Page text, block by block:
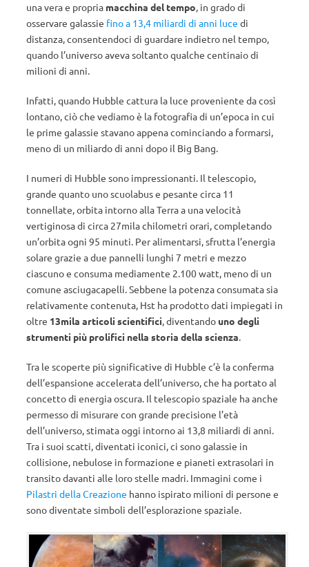
una vera e propria macchina del tempo, in grado di
osservare galassie fino a 13,4 miliardi di anni luce di
distanza, consentendoci di guardare indietro nel tempo,
quando l’universo aveva soltanto qualche centinaio di
milioni di anni.
Infatti, quando Hubble cattura la luce proveniente da così
lontano, ciò che vediamo è la fotografia di un’epoca in cui
le prime galassie stavano appena cominciando a formarsi,
meno di un miliardo di anni dopo il Big Bang.
I numeri di Hubble sono impressionanti. Il telescopio,
grande quanto uno scuolabus e pesante circa 11
tonnellate, orbita intorno alla Terra a una velocità
vertiginosa di circa 27mila chilometri orari, completando
un’orbita ogni 95 minuti. Per alimentarsi, sfrutta l’energia
solare grazie a due pannelli lunghi 7 metri e mezzo
ciascuno e consuma mediamente 2.100 watt, meno di un
comune asciugacapelli. Sebbene la potenza consumata sia
relativamente contenuta, Hst ha prodotto dati impiegati in
oltre 13mila articoli scientifici, diventando uno degli
strumenti più prolifici nella storia della scienza.
Tra le scoperte più significative di Hubble c’è la conferma
dell’espansione accelerata dell’universo, che ha portato al
concetto di energia oscura. Il telescopio spaziale ha anche
permesso di misurare con grande precisione l’età
dell’universo, stimata oggi intorno ai 13,8 miliardi di anni.
Tra i suoi scatti, diventati iconici, ci sono galassie in
collisione, nebulose in formazione e pianeti extrasolari in
transito davanti alle loro stelle madri. Immagini come i
Pilastri della Creazione hanno ispirato milioni di persone e
sono diventate simboli dell’esplorazione spaziale.